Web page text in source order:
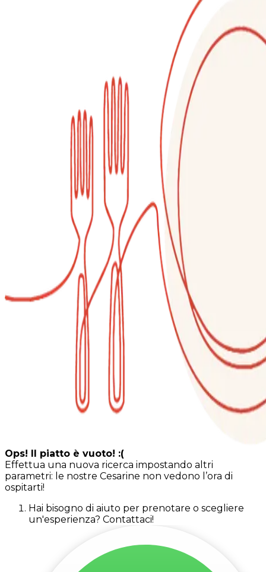
Ops! Il piatto è vuoto! :(
Effettua una nuova ricerca impostando altri
parametri: le nostre Cesarine non vedono l’ora di
ospitarti!
Hai bisogno di aiuto per prenotare o scegliere
un'esperienza? Contattaci!